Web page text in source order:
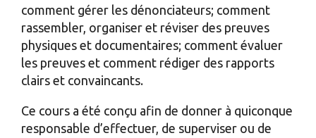
comment gérer les dénonciateurs; comment
rassembler, organiser et réviser des preuves
physiques et documentaires; comment évaluer
les preuves et comment rédiger des rapports
clairs et convaincants.
Ce cours a été conçu afin de donner à quiconque
responsable d’effectuer, de superviser ou de